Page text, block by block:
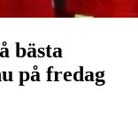
bästa
på fredag